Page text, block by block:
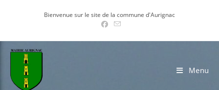
Bienvenue sur le site de la commune d'Aurignac
Menu